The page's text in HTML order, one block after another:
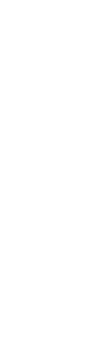
Report.
4
sie
1 bis 3 ab, ist
- Referat 27)
wenn Sie
für ein